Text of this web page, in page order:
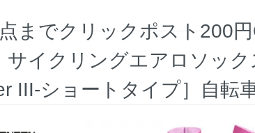
点までクリックポスト200
サイクリングエアロソッ
III-ショートタイプ］自転